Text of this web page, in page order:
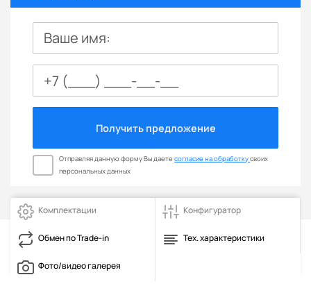
Ваше имя:
Получить предложение
Отправляя данную форму Вы даетесогласие на обработкусвоих
персональных данных
Комплектации Конфигуратор
Обмен по Trade-in Тех. характеристики
Фото/видео галерея